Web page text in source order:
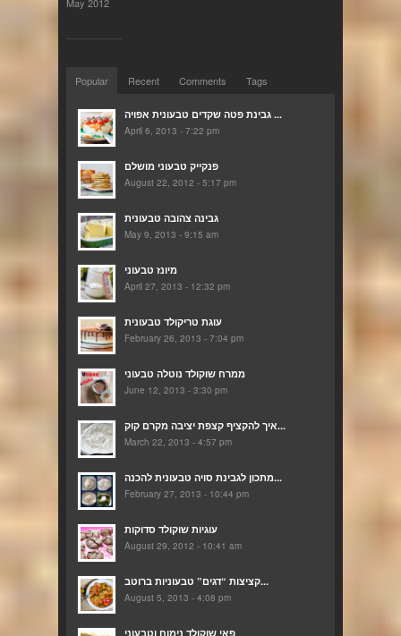
Popular Recent Comments Tags
גבינת פטה שקדים טבעונית אפויה ...
April 6, 2013 - 7:22 pm
פנקייק טבעוני מושלם
August 22, 2012 - 5:17 pm
גבינה צהובה טבעונית
May 9, 2013 - 9:15 am
מיונז טבעוני
April 27, 2013 - 12:32 pm
עוגת טריקולד טבעונית
February 26, 2013 - 7:04 pm
ממרח שוקולד נוטלה טבעוני
June 12, 2013 - 3:30 pm
איך להקציף קצפת יציבה מקרם קוק...
March 22, 2013 - 4:57 pm
מתכון לגבינת סויה טבעונית להכנה...
February 27, 2013 - 10:44 pm
עוגיות שוקולד סדוקות
August 29, 2012 - 10:41 am
קציצות “דגים” טבעוניות ברוטב...
August 5, 2013 - 4:08 pm
פאי שוקולד נימוח וטבעוני